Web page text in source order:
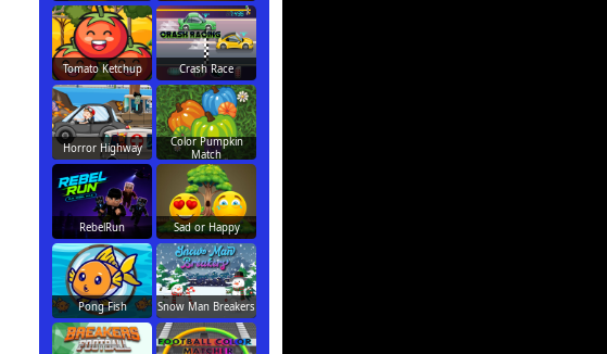
Tomato Ketchup Crash Race
Horror Highway
Color Pumpkin
Match
RebelRun Sad or Happy
Pong Fish Snow Man Breakers